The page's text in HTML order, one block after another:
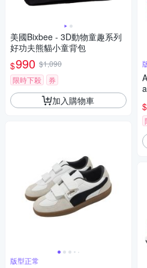
美國Bixbee - 3D動物童趣系列
好功夫熊貓小童背包
$990 $1,090
限時下殺
券
加入購物車
版型正常
$